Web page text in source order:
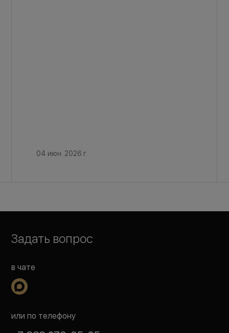
04 июн. 2026 г.
Задать вопрос
в чате
или по телефону